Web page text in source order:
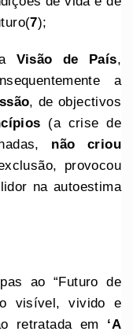
7);
Visão de País,
a
, de objectivos
(a crise de
não criou
provocou
na autoestima
ao “Futuro de
visível, vivido e
retratada em ‘A